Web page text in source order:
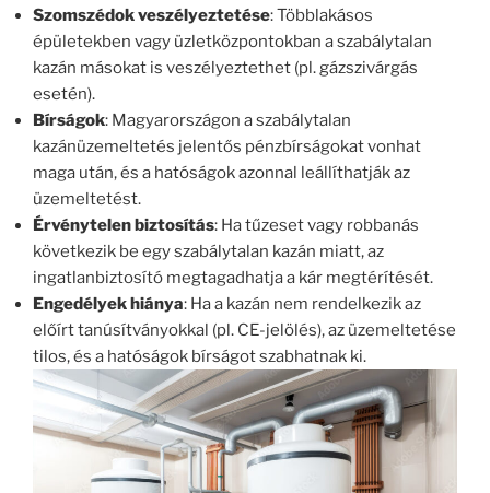
Szomszédok veszélyeztetése: Többlakásos
épületekben vagy üzletközpontokban a szabálytalan
kazán másokat is veszélyeztethet (pl. gázszivárgás
esetén).
Bírságok: Magyarországon a szabálytalan
kazánüzemeltetés jelentős pénzbírságokat vonhat
maga után, és a hatóságok azonnal leállíthatják az
üzemeltetést.
Érvénytelen biztosítás: Ha tűzeset vagy robbanás
következik be egy szabálytalan kazán miatt, az
ingatlanbiztosító megtagadhatja a kár megtérítését.
Engedélyek hiánya: Ha a kazán nem rendelkezik az
előírt tanúsítványokkal (pl. CE-jelölés), az üzemeltetése
tilos, és a hatóságok bírságot szabhatnak ki.